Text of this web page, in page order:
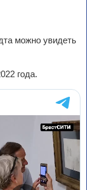
года.